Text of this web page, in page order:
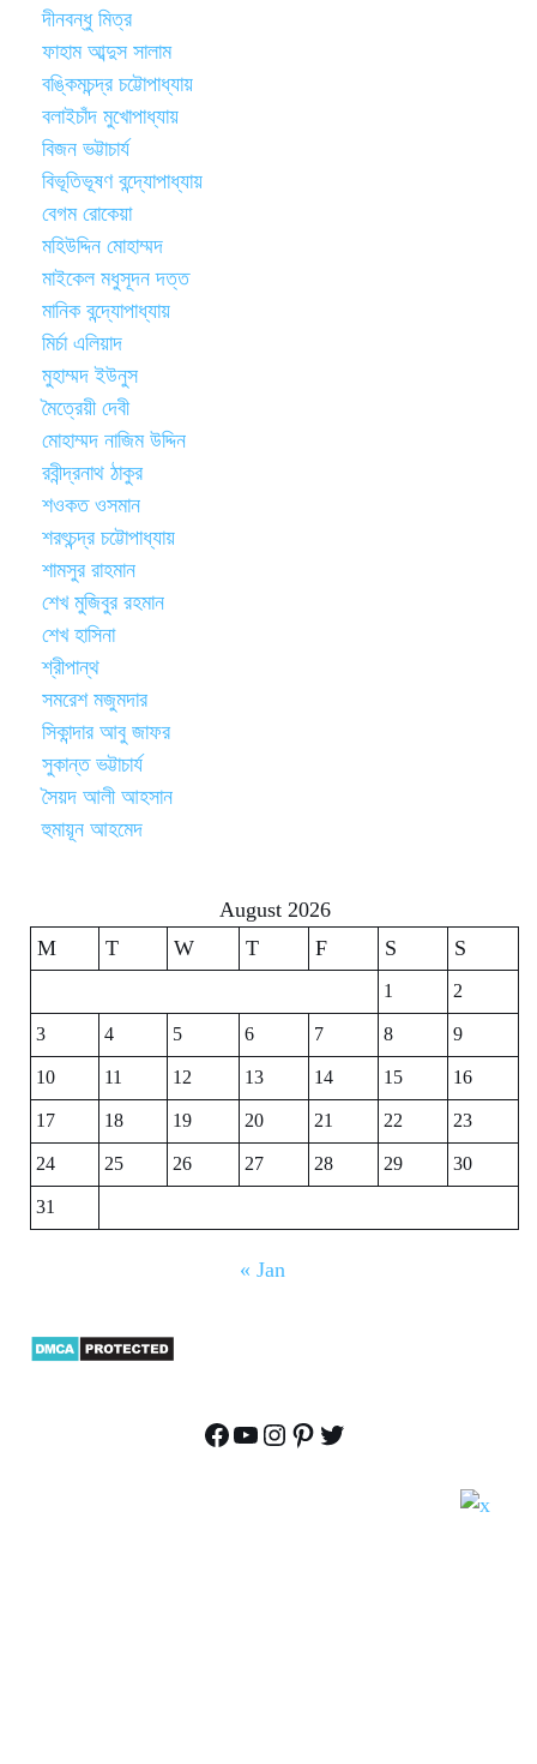
দীনবন্ধু মিত্র
ফাহাম আব্দুস সালাম
বঙ্কিমচন্দ্র চট্টোপাধ্যায়
বলাইচাঁদ মুখোপাধ্যায়
বিজন ভট্টাচার্য
বিভূতিভূষণ বন্দ্যোপাধ্যায়
বেগম রোকেয়া
মহিউদ্দিন মোহাম্মদ
মাইকেল মধুসূদন দত্ত
মানিক বন্দ্যোপাধ্যায়
মির্চা এলিয়াদ
মুহাম্মদ ইউনুস
মৈত্রেয়ী দেবী
মোহাম্মদ নাজিম উদ্দিন
রবীন্দ্রনাথ ঠাকুর
শওকত ওসমান
শরৎচন্দ্র চট্টোপাধ্যায়
শামসুর রাহমান
শেখ মুজিবুর রহমান
শেখ হাসিনা
শ্রীপান্থ
সমরেশ মজুমদার
সিকান্দার আবু জাফর
সুকান্ত ভট্টাচার্য
সৈয়দ আলী আহসান
হুমায়ূন আহমেদ
August 2026
M
T W T F S S
1
2
3
4 5 6 7 8
9
10
11 12 13 14 15
16
17
18 19 20 21 22
23
24
25 26 27 28 29
30
31
« Jan